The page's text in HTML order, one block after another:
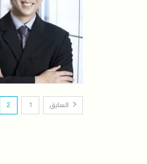
السابق 1
2